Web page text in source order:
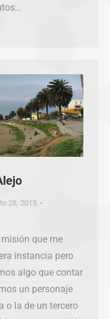
28, 2015
que me
instancia pero
algo que contar
un personaje
o la de un tercero